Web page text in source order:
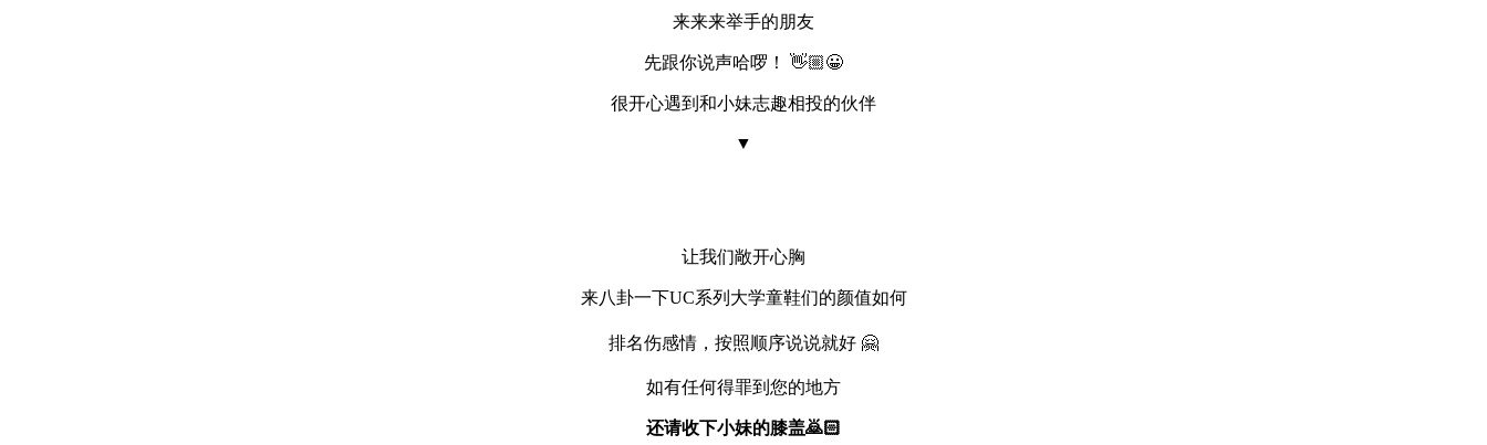
来来来举手的朋友
先跟你说声哈啰！ 👋🏼😀
很开心遇到和小妹志趣相投的伙伴
▼
让我们敞开心胸
来八卦一下UC系列大学童鞋们的颜值如何
排名伤感情， 按照顺序说说就好 🤗
如有任何得罪到您的地方
还请收下小妹的膝盖🙇🏻